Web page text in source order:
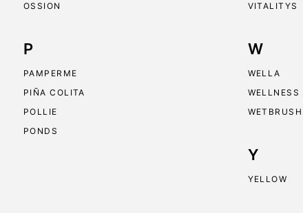
OSSION
P
PAMPERME
PIÑA COLITA
POLLIE
PONDS
VITALITYS
W
WELLA
WELLNESS
WETBRUSH
Y
YELLOW